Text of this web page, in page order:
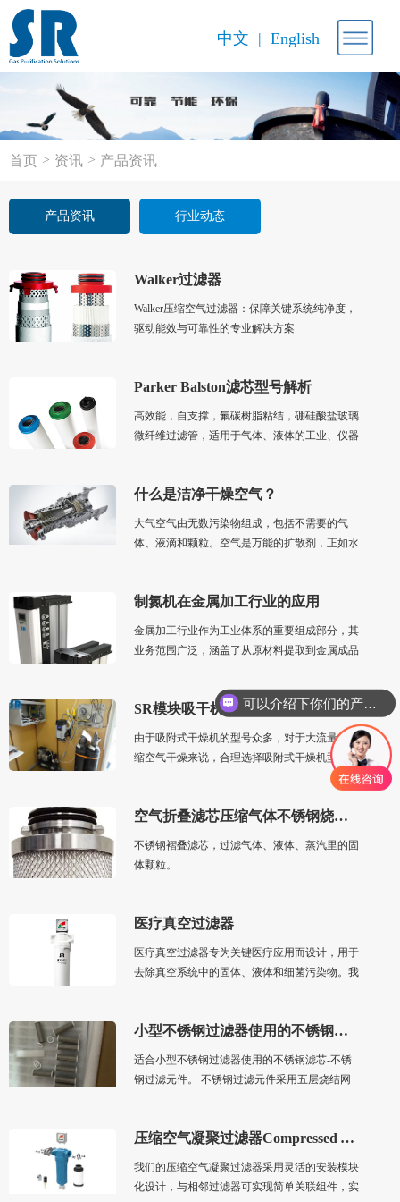
中文 English
首页 > 资讯 > 产品资讯
产品资讯 行业动态
Walker过滤器
Walker压缩空气过滤器：保障关键系统纯净度，
驱动能效与可靠性的专业解决方案
Parker Balston滤芯型号解析
高效能，自支撑，氟碳树脂粘结，硼硅酸盐玻璃
微纤维过滤管，适用于气体、液体的工业、仪器
98%时的过滤精度为0.3微米~25微米。0.3微米条
什么是洁净干燥空气？
大气空气由无数污染物组成，包括不需要的气
体、液滴和颗粒。空气是万能的扩散剂，正如水
气会 输送这些夹带的成分，而且常常是长距离
制氮机在金属加工行业的应用
金属加工行业作为工业体系的重要组成部分，其
业务范围广泛，涵盖了从原材料提取到金属成品
SR模块吸干机
由于吸附式干燥机的型号众多，对于大流量的压
缩空气干燥来说，合理选择吸附式干燥机型号是
非常重要的。选用吸附式干燥机，达到可靠的露
空气折叠滤芯压缩气体不锈钢烧结毡滤芯，液体气体蒸汽过滤
不锈钢褶叠滤芯，过滤气体、液体、蒸汽里的固
体颗粒。
医疗真空过滤器
医疗真空过滤器专为关键医疗应用而设计，用于
去除真空系统中的固体、液体和细菌污染物。我
小型不锈钢过滤器使用的不锈钢过滤元件
适合小型不锈钢过滤器使用的不锈钢滤芯-不锈
钢过滤元件。 不锈钢过滤元件采用五层烧结网
耐高压差。过滤精度从5μm~100μm。配合PTFE
压缩空气凝聚过滤器Compressed Air Coalescing Filters
我们的压缩空气凝聚过滤器采用灵活的安装模块
化设计，与相邻过滤器可实现简单关联组件，实
可以介绍下你们的产品么